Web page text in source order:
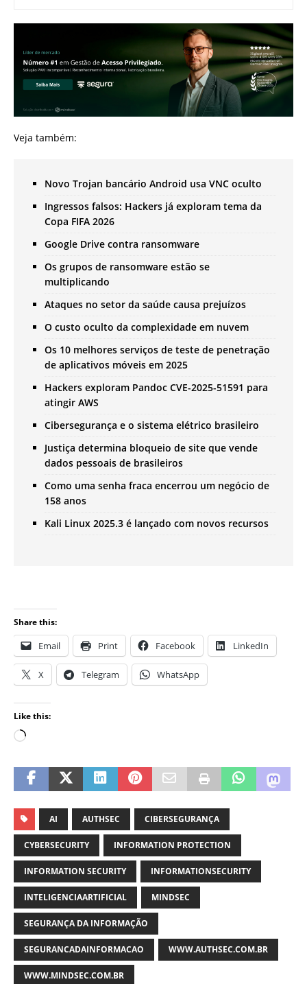
Veja também:
Novo Trojan bancário Android usa VNC oculto
Ingressos falsos: Hackers já exploram tema da
Copa FIFA 2026
Google Drive contra ransomware
Os grupos de ransomware estão se
multiplicando
Ataques no setor da saúde causa prejuízos
O custo oculto da complexidade em nuvem
Os 10 melhores serviços de teste de penetração
de aplicativos móveis em 2025
Hackers exploram Pandoc CVE-2025-51591 para
atingir AWS
Cibersegurança e o sistema elétrico brasileiro
Justiça determina bloqueio de site que vende
dados pessoais de brasileiros
Como uma senha fraca encerrou um negócio de
158 anos
Kali Linux 2025.3 é lançado com novos recursos
Share this:
Email Print Facebook LinkedIn
X Telegram WhatsApp
Like this:
AI AUTHSEC CIBERSEGURANÇA
CYBERSECURITY INFORMATION PROTECTION
INFORMATION SECURITY INFORMATIONSECURITY
INTELIGENCIAARTIFICIAL MINDSEC
SEGURANÇA DA INFORMAÇÃO
SEGURANCADAINFORMACAO WWW.AUTHSEC.COM.BR
WWW.MINDSEC.COM.BR